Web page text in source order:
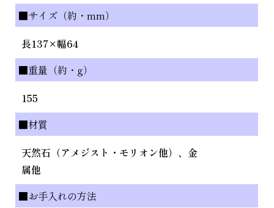
■サイズ（約・mm）
長137×幅64
■重量（約・g）
155
■材質
天然石（アメジスト・モリオン他）、金
属他
■お手入れの方法